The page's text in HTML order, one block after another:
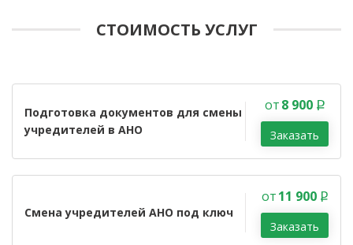
СТОИМОСТЬ УСЛУГ
Подготовка документов для смены
учредителей в АНО
от8 900
Заказать
Смена учредителей АНО под ключ
от11 900
Заказать